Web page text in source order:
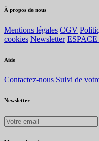
À propos de nous
Mentions légales CGV
cookies Newsletter ESPACE
Aide
Contactez-nous Suivi de
Newsletter